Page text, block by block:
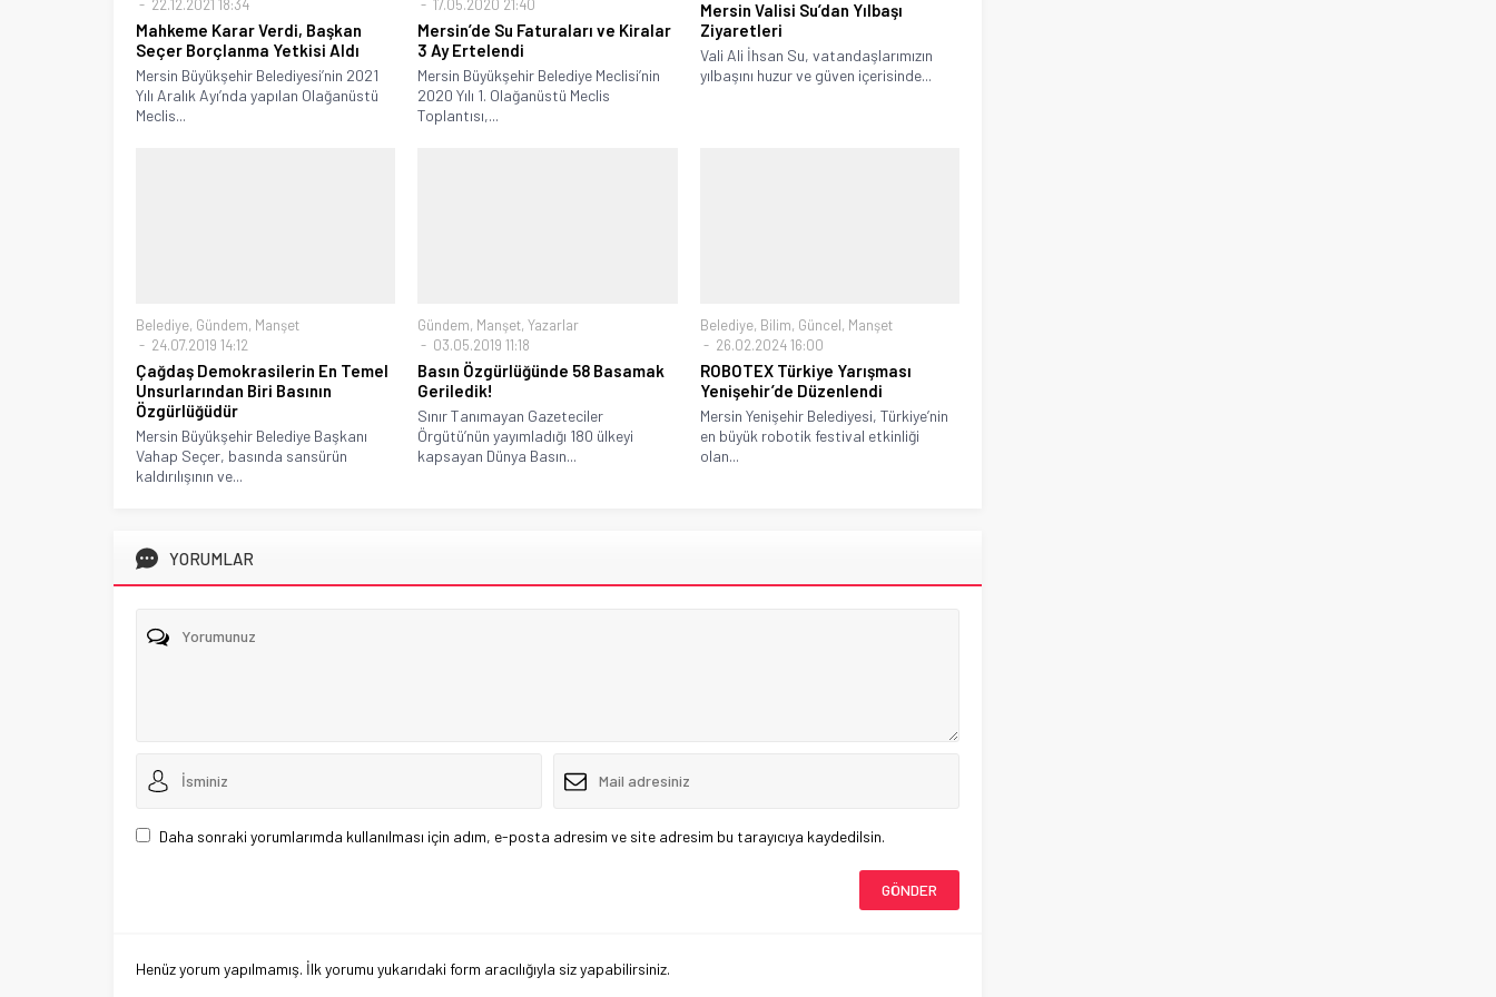
22.12.2021 18:34
Mahkeme Karar Verdi, Başkan
Seçer Borçlanma Yetkisi Aldı
Mersin Büyükşehir Belediyesi’nin 2021
Yılı Aralık Ayı’nda yapılan Olağanüstü
Meclis...
17.05.2020 21:40
Mersin’de Su Faturaları ve Kiralar
3 Ay Ertelendi
Mersin Büyükşehir Belediye Meclisi’nin
2020 Yılı 1. Olağanüstü Meclis
Toplantısı,...
Mersin Valisi Su’dan Yılbaşı
Ziyaretleri
Vali Ali İhsan Su, vatandaşlarımızın
yılbaşını huzur ve güven içerisinde...
Belediye, Gündem, Manşet
24.07.2019 14:12
Çağdaş Demokrasilerin En Temel
Unsurlarından Biri Basının
Özgürlüğüdür
Mersin Büyükşehir Belediye Başkanı
Vahap Seçer, basında sansürün
kaldırılışının ve...
Gündem, Manşet,Yazarlar
03.05.2019 11:18
Basın Özgürlüğünde 58 Basamak
Geriledik!
Sınır Tanımayan Gazeteciler
Örgütü’nün yayımladığı 180 ülkeyi
kapsayan Dünya Basın...
Belediye, Bilim, Güncel, Manşet
26.02.2024 16:00
ROBOTEX Türkiye Yarışması
Yenişehir’de Düzenlendi
Mersin Yenişehir Belediyesi, Türkiye’nin
en büyük robotik festival etkinliği
olan...
YORUMLAR
Daha sonraki yorumlarımda kullanılması için adım, e-posta adresim ve site adresim bu tarayıcıya kaydedilsin.
Henüz yorum yapılmamış. İlk yorumu yukarıdaki form aracılığıyla siz yapabilirsiniz.